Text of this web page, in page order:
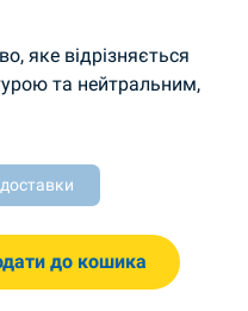
яке відрізняється
та нейтральним,
quantity
до кошика